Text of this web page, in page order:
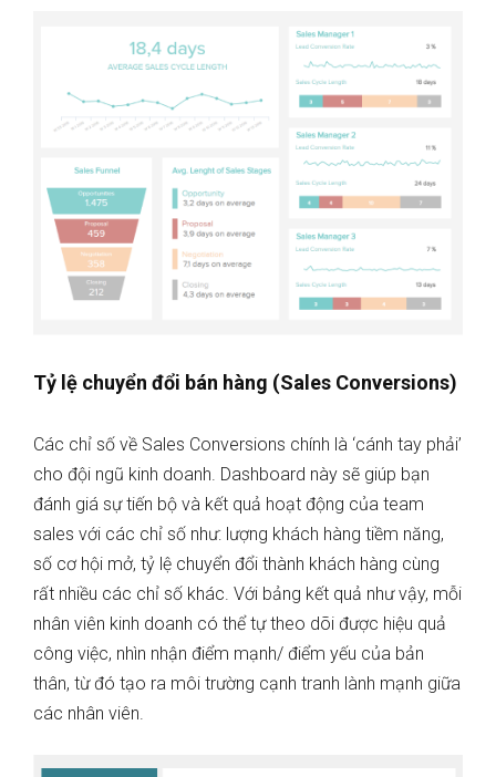
Tỷ lệ chuyển đổi bán hàng (Sales Conversions)
Các chỉ số về Sales Conversions chính là ‘cánh tay phải’
cho đội ngũ kinh doanh. Dashboard này sẽ giúp bạn
đánh giá sự tiến bộ và kết quả hoạt động của team
sales với các chỉ số như: lượng khách hàng tiềm năng,
số cơ hội mở, tỷ lệ chuyển đổi thành khách hàng cùng
rất nhiều các chỉ số khác. Với bảng kết quả như vậy, mỗi
nhân viên kinh doanh có thể tự theo dõi được hiệu quả
công việc, nhìn nhận điểm mạnh/ điểm yếu của bản
thân, từ đó tạo ra môi trường cạnh tranh lành mạnh giữa
các nhân viên.